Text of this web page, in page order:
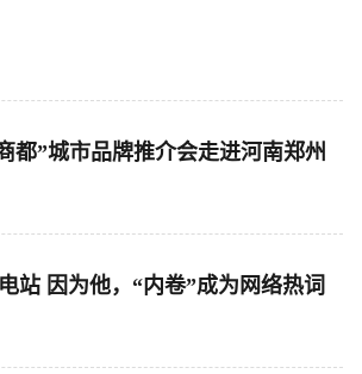
都”城市品牌推介会走进河南郑州
站 因为他，“内卷”成为网络热词